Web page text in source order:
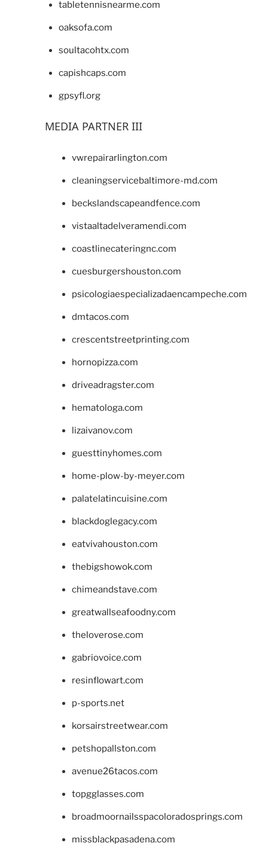
tabletennisnearme.com
oaksofa.com
soultacohtx.com
capishcaps.com
gpsyfl.org
MEDIA PARTNER III
vwrepairarlington.com
cleaningservicebaltimore-md.com
beckslandscapeandfence.com
vistaaltadelveramendi.com
coastlinecateringnc.com
cuesburgershouston.com
psicologiaespecializadaencampeche.com
dmtacos.com
crescentstreetprinting.com
hornopizza.com
driveadragster.com
hematologa.com
lizaivanov.com
guesttinyhomes.com
home-plow-by-meyer.com
palatelatincuisine.com
blackdoglegacy.com
eatvivahouston.com
thebigshowok.com
chimeandstave.com
greatwallseafoodny.com
theloverose.com
gabriovoice.com
resinflowart.com
p-sports.net
korsairstreetwear.com
petshopallston.com
avenue26tacos.com
topgglasses.com
broadmoornailsspacoloradosprings.com
missblackpasadena.com